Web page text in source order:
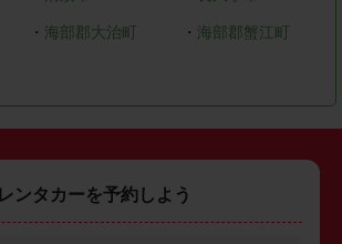
・ 海部郡大治町 ・ 海部郡蟹江町
レンタカーを予約しよう